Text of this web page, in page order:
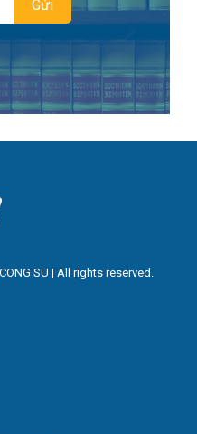
SU | All rights reserved.